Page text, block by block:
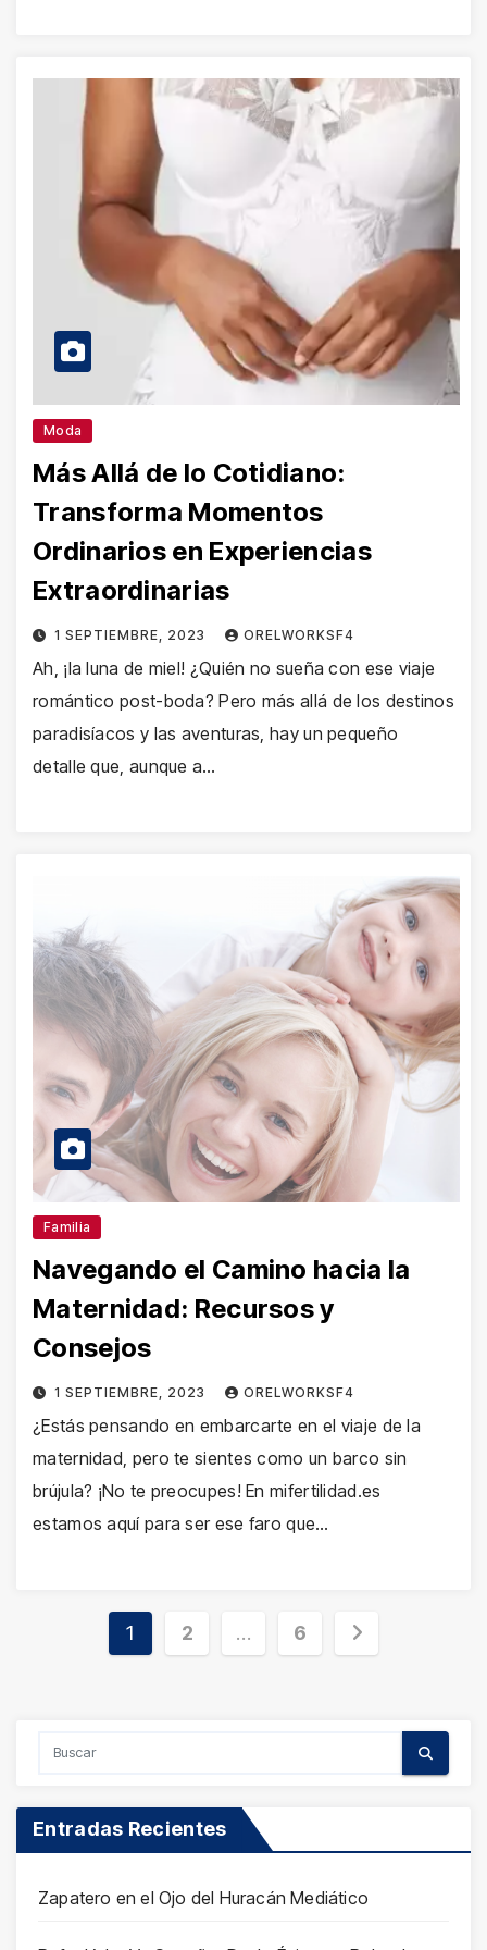
Moda
Más Allá de lo Cotidiano:
Transforma Momentos
Ordinarios en Experiencias
Extraordinarias
1 SEPTIEMBRE, 2023 ORELWORKSF4
Ah, ¡la luna de miel! ¿Quién no sueña con ese viaje
romántico post-boda? Pero más allá de los destinos
paradisíacos y las aventuras, hay un pequeño
detalle que, aunque a…
Familia
Navegando el Camino hacia la
Maternidad: Recursos y
Consejos
1 SEPTIEMBRE, 2023 ORELWORKSF4
¿Estás pensando en embarcarte en el viaje de la
maternidad, pero te sientes como un barco sin
brújula? ¡No te preocupes! En mifertilidad.es
estamos aquí para ser ese faro que…
Paginación
1 2 … 6
Entradas Recientes
Zapatero en el Ojo del Huracán Mediático